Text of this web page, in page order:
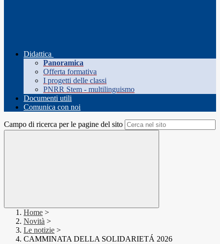
Didattica
Panoramica
Offerta formativa
I progetti delle classi
PNRR Stem - multilinguismo
Documenti utili
Comunica con noi
Campo di ricerca per le pagine del sito
Home >
Novità >
Le notizie >
CAMMINATA DELLA SOLIDARIETÁ 2026